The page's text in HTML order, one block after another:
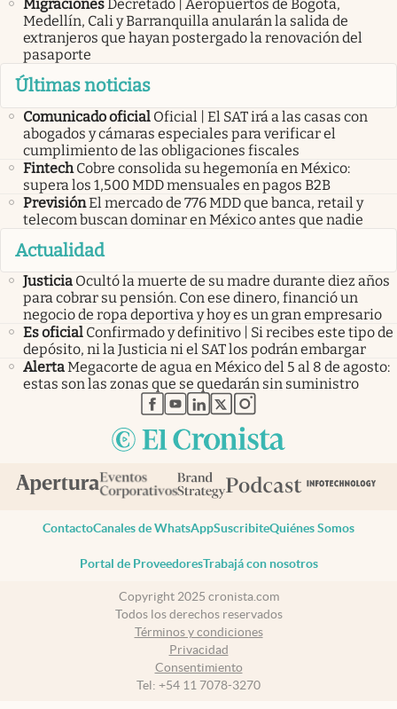
MigracionesDecretado | Aeropuertos de Bogotá,
Medellín, Cali y Barranquilla anularán la salida de
extranjeros que hayan postergado la renovación del
pasaporte
Últimas noticias
Comunicado oficial Oficial | El SAT irá a las casas con
abogados y cámaras especiales para verificar el
cumplimiento de las obligaciones fiscales
Fintech Cobre consolida su hegemonía en México:
supera los 1,500 MDD mensuales en pagos B2B
PrevisiónEl mercado de 776 MDD que banca, retail y
telecom buscan dominar en México antes que nadie
Actualidad
Justicia Ocultó la muerte de su madre durante diez años
para cobrar su pensión. Con ese dinero, financió un
negocio de ropa deportiva y hoy es un gran empresario
Es oficial Confirmado y definitivo | Si recibes este tipo de
depósito, ni la Justicia ni el SAT los podrán embargar
AlertaMegacorte de agua en México del 5 al 8 de agosto:
estas son las zonas que se quedarán sin suministro
abre en nueva pestaña
abre en nueva pestaña
abre en nueva pestaña
abre en nueva pestaña
abre en nueva pestaña
ContactoCanales de WhatsAppSuscribiteQuiénes Somos
Portal de ProveedoresTrabajá con nosotros
Copyright 2025 cronista.com
Todos los derechos reservados
Términos y condiciones
Privacidad
Consentimiento
Tel: +54 11 7078-3270